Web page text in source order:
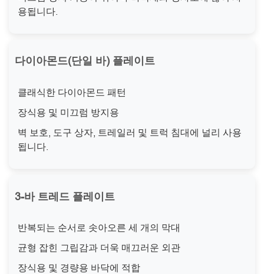
용됩니다.
다이아몬드(단일 바) 플레이트
클래식한 다이아몬드 패턴
장식용 및 미끄럼 방지용
벽 보호, 도구 상자, 트레일러 및 트럭 침대에 널리 사용
됩니다.
3-바 트레드 플레이트
반복되는 순서로 솟아오른 세 개의 막대
균형 잡힌 그립감과 더욱 매끄러운 외관
장식용 및 경량용 바닥에 적합